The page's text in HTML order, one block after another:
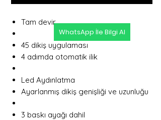
Tam devir
45 dikiş uygulaması
4 adımda otomatik ilik
Led Aydınlatma
Ayarlanmış dikiş genişliği ve uzunluğu
3 baskı ayağı dahil
WhatsApp İle Bilgi Al